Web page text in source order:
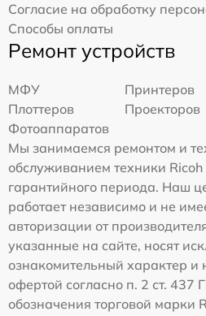
Согласие на обработку
Способы оплаты
Ремонт устройств
МФУ
Принтеров
Плоттеров
Проекторов
Фотоаппаратов
Мы занимаемся ремонтом и
обслуживанием техники Ricoh
гарантийного периода. Наш
работает независимо и не
авторизации от
указанные на сайте, носят
ознакомительный характер и
офертой согласно п. 2 ст.
обозначения торговой марки